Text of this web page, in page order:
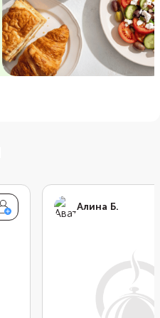
Алина Б.